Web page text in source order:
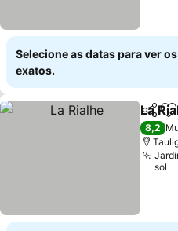
Selecione as datas para ver
exatos.
La
8,2
sol